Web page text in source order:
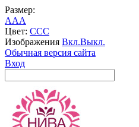
Размер:
AAA
Цвет: CCC
Изображения Вкл.Выкл.
Обычная версия сайта
Вход